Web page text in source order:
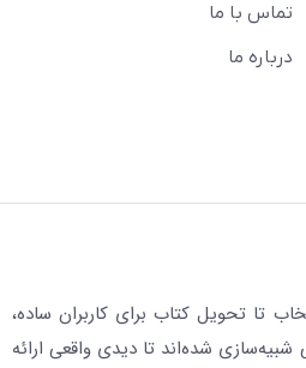
تماس با ما
درباره ما
تا تحویل کتاب برای کاربران ساده،
شده‌اند تا دیدی واقعی ارائه